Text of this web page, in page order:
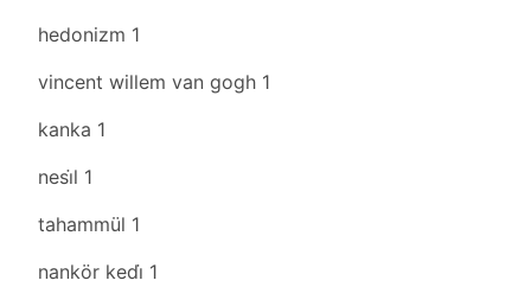
hedonizm 1
vincent willem van gogh 1
kanka 1
nesi̇l 1
tahammül 1
nankör kedi̇ 1